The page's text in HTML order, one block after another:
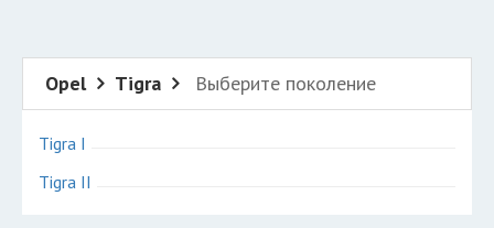
Opel Tigra Выберите поколение
Tigra I
Tigra II